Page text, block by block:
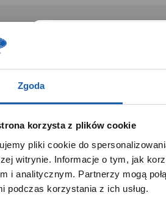
Zgoda
korzysta z plików cookie
pliki cookie do
witrynie. Informacje o tym, jak
i analitycznym. Partnerzy mogą
podczas korzystania z ich usług.
Zegarki
Instrumenty muzyczne
Kalkulatory
prawa zastrzeżone.
Używamy plików
marketingowych,
optymalizować jej